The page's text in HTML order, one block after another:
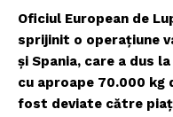
Oficiul European de
sprijinit o operațiune
și Spania, care a dus
cu aproape 70.000
fost deviate către